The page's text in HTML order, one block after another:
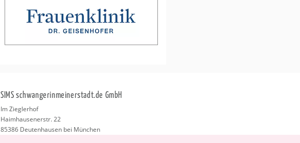
SIMS schwangerinmeinerstadt.de GmbH
Im Zieglerhof
Haimhausenerstr. 22
85386 Deutenhausen bei München